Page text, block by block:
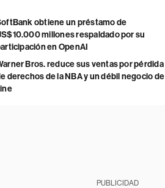
obtiene un préstamo de
millones respaldado por su
en OpenAI
Bros. reduce sus ventas por pérdida
derechos de la NBA y un débil negocio de
PUBLICIDAD